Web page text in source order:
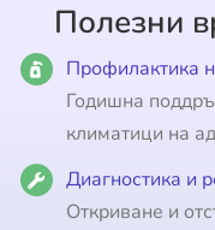
Полезни
Профилактика
Годишна
климатици на
Диагностика и
Откриване и